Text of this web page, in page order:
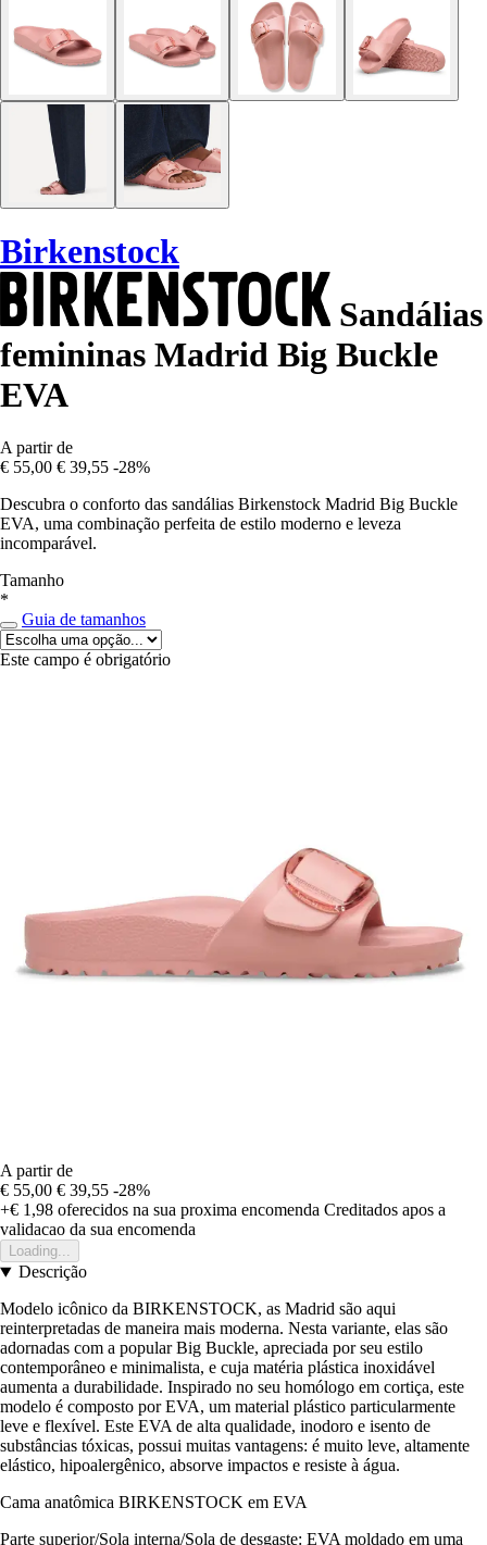
Birkenstock
Sandálias
femininas Madrid Big Buckle
EVA
A partir de
€ 55,00 € 39,55 -28%
Descubra o conforto das sandálias Birkenstock Madrid Big Buckle
EVA, uma combinação perfeita de estilo moderno e leveza
incomparável.
Tamanho
*
Guia de tamanhos
Este campo é obrigatório
A partir de
€ 55,00 € 39,55 -28%
+€ 1,98 oferecidos na sua proxima encomenda Creditados apos a
validacao da sua encomenda
Loading...
Descrição
Modelo icônico da BIRKENSTOCK, as Madrid são aqui
reinterpretadas de maneira mais moderna. Nesta variante, elas são
adornadas com a popular Big Buckle, apreciada por seu estilo
contemporâneo e minimalista, e cuja matéria plástica inoxidável
aumenta a durabilidade. Inspirado no seu homólogo em cortiça, este
modelo é composto por EVA, um material plástico particularmente
leve e flexível. Este EVA de alta qualidade, inodoro e isento de
substâncias tóxicas, possui muitas vantagens: é muito leve, altamente
elástico, hipoalergênico, absorve impactos e resiste à água.
Cama anatômica BIRKENSTOCK em EVA
Parte superior/Sola interna/Sola de desgaste: EVA moldado em uma